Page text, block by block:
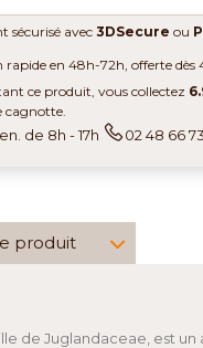
sécurisé avec3DSecure ou
rapide en 48h-72h, offerte dès
ce produit, vous collectez
cagnotte.
de 8h - 17h 02 48 66
produit
de Juglandaceae, est un